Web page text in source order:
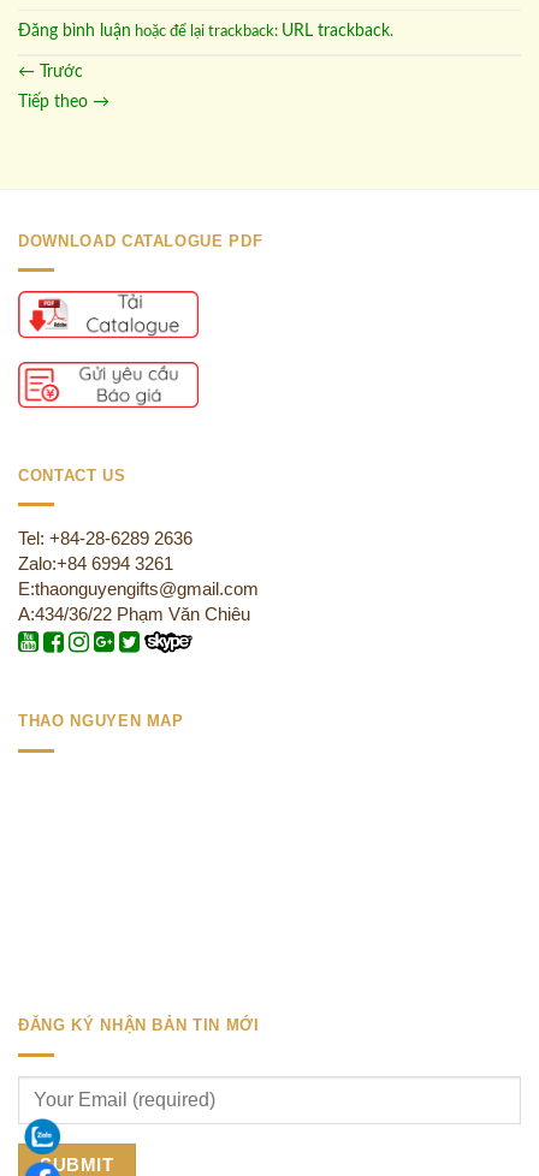
Đăng bình luận hoặc để lại trackback: URL trackback.
← Trước
Tiếp theo →
DOWNLOAD CATALOGUE PDF
CONTACT US
Tel: +84-28-6289 2636
Zalo:+84 6994 3261
E:thaonguyengifts@gmail.com
A:434/36/22 Phạm Văn Chiêu
THAO NGUYEN MAP
ĐĂNG KÝ NHẬN BẢN TIN MỚI